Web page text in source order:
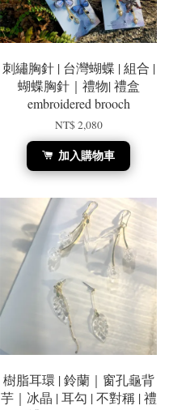
刺繡胸針 | 台灣蝴蝶 | 組合 |
蝴蝶胸針｜禮物| 禮盒
embroidered brooch
NT$ 2,080
加入購物車
樹脂耳環 | 鈴蘭｜窗孔龜背
芋｜冰晶 | 耳勾 | 不對稱 | 禮